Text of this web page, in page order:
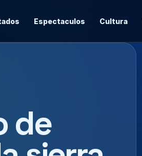
Espectaculos Cultura
de